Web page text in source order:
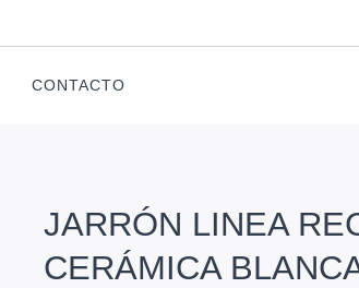
CONTACTO
JARRÓN LINEA
CERÁMICA